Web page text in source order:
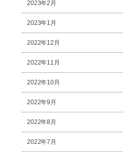
2023年2月
2023年1月
2022年12月
2022年11月
2022年10月
2022年9月
2022年8月
2022年7月